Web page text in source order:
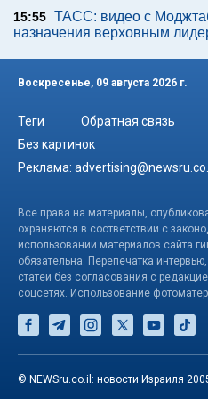
15:55 ТАСС: видео с
назначения верховным
Воскресенье, 09 августа 2026 г.
Теги Обратная связь
Без картинок
Реклама:
Все права на материалы,
охраняются в соответствии с
использовании материалов сайта
обязательна. Перепечатка
статей без согласования с
соцсетях. Использование
© NEWSru.co.il: новости Израиля